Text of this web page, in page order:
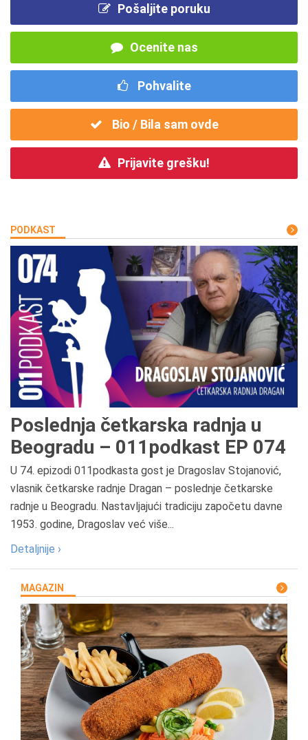
Pošaljite poruku
Ocenite nas
Pohvalite
Bio / Bila sam ovde
Prijavite grešku!
PODKAST
Poslednja četkarska radnja u
Beogradu – 011podkast EP 074
U 74. epizodi 011podkasta gost je Dragoslav Stojanović,
vlasnik četkarske radnje Dragan – poslednje četkarske
radnje u Beogradu. Nastavljajući tradiciju započetu davne
1953. godine, Dragoslav već više...
Detaljnije ›
MAGAZIN